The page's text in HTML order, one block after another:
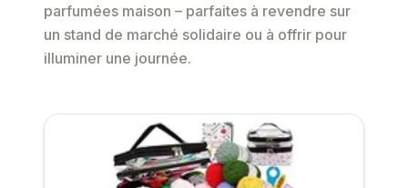
parfumées maison – parfaites à revendre sur
un stand de marché solidaire ou à offrir pour
illuminer une journée.